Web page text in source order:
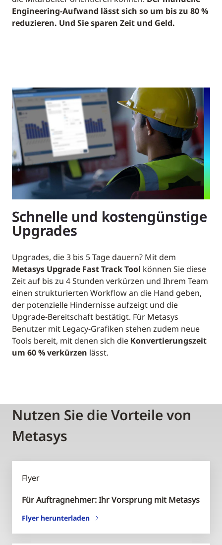
Engineering-Aufwand lässt sich so um bis zu 80 %
reduzieren. Und Sie sparen Zeit und Geld.
Schnelle und kostengünstige
Upgrades
Upgrades, die 3 bis 5 Tage dauern? Mit dem
Metasys Upgrade Fast Track Tool können Sie diese
Zeit auf bis zu 4 Stunden verkürzen und Ihrem Team
einen strukturierten Workflow an die Hand geben,
der potenzielle Hindernisse aufzeigt und die
Upgrade-Bereitschaft bestätigt. Für Metasys
Benutzer mit Legacy-Grafiken stehen zudem neue
Tools bereit, mit denen sich die Konvertierungszeit
um 60 % verkürzen lässt.
Nutzen Sie die Vorteile von
Metasys
Flyer
Für Auftragnehmer: Ihr Vorsprung mit Metasys
Flyer herunterladen